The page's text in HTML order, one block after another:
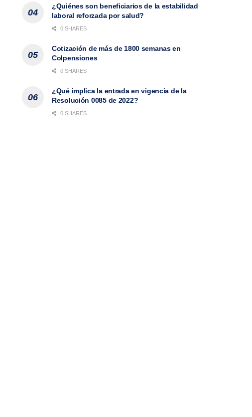
¿Quiénes son beneficiarios de la estabilidad
laboral reforzada por salud?
0 SHARES
Cotización de más de 1800 semanas en
Colpensiones
0 SHARES
¿Qué implica la entrada en vigencia de la
Resolución 0085 de 2022?
0 SHARES